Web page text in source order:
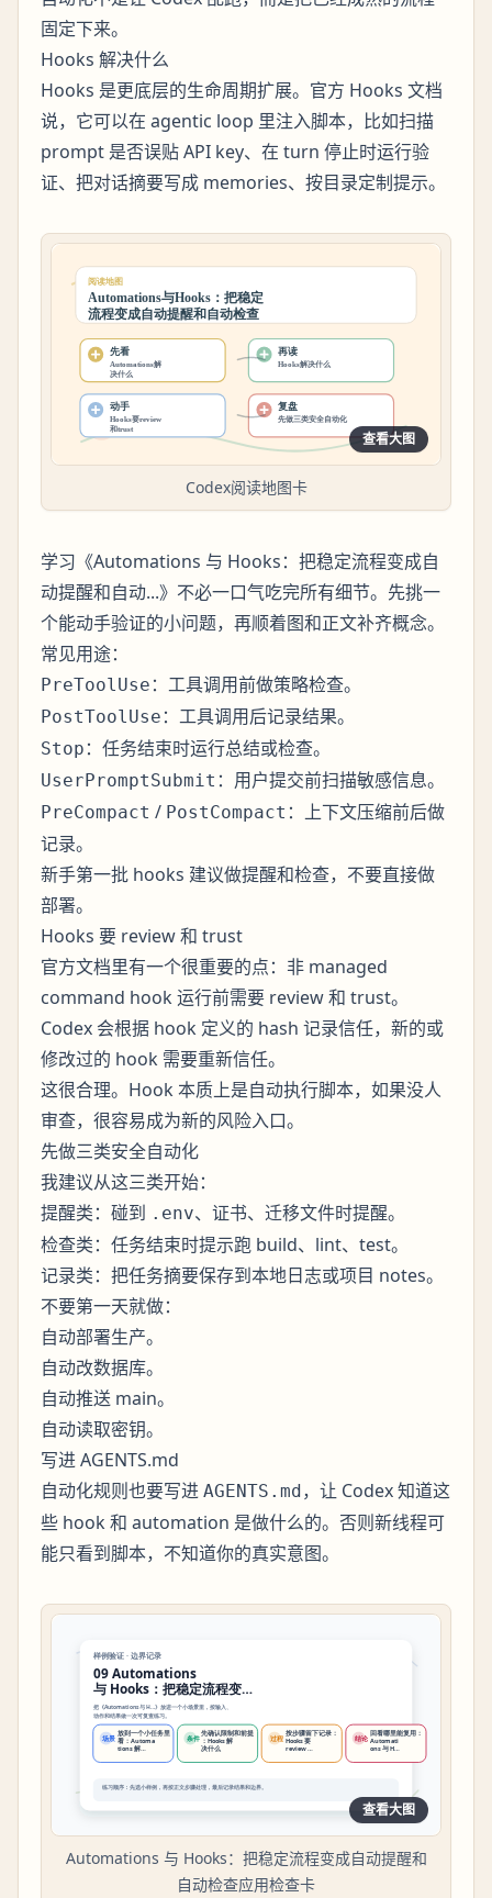
固定下来。
Hooks 解决什么
Hooks 是更底层的生命周期扩展。官方 Hooks 文档
说，它可以在 agentic loop 里注入脚本，比如扫描
prompt 是否误贴 API key、在 turn 停止时运行验
证、把对话摘要写成 memories、按目录定制提示。
查看大图
Codex阅读地图卡
学习《Automations 与 Hooks：把稳定流程变成自
动提醒和自动...》不必一口气吃完所有细节。先挑一
个能动手验证的小问题，再顺着图和正文补齐概念。
常见用途：
PreToolUse ：工具调用前做策略检查。
PostToolUse ：工具调用后记录结果。
Stop ：任务结束时运行总结或检查。
UserPromptSubmit ：用户提交前扫描敏感信息。
PreCompact / PostCompact ：上下文压缩前后做
记录。
新手第一批 hooks 建议做提醒和检查，不要直接做
部署。
Hooks 要 review 和 trust
官方文档里有一个很重要的点：非 managed
command hook 运行前需要 review 和 trust。
Codex 会根据 hook 定义的 hash 记录信任，新的或
修改过的 hook 需要重新信任。
这很合理。Hook 本质上是自动执行脚本，如果没人
审查，很容易成为新的风险入口。
先做三类安全自动化
我建议从这三类开始：
提醒类：碰到 .env、证书、迁移文件时提醒。
检查类：任务结束时提示跑 build、lint、test。
记录类：把任务摘要保存到本地日志或项目 notes。
不要第一天就做：
自动部署生产。
自动改数据库。
自动推送 main。
自动读取密钥。
写进 AGENTS.md
自动化规则也要写进 AGENTS.md，让 Codex 知道这
些 hook 和 automation 是做什么的。否则新线程可
能只看到脚本，不知道你的真实意图。
查看大图
Automations 与 Hooks：把稳定流程变成自动提醒和
自动检查应用检查卡